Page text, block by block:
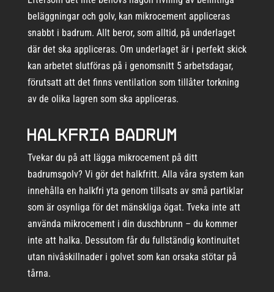
beläggningar och golv, kan mikrocement appliceras
snabbt i badrum. Allt beror, som alltid, på underlaget
där det ska appliceras. Om underlaget är i perfekt skick
kan arbetet slutföras på i genomsnitt 5 arbetsdagar,
förutsatt att det finns ventilation som tillåter torkning
av de olika lagren som ska appliceras.
Halkfria badrum
Tvekar du på att lägga mikrocement på ditt
badrumsgolv? Vi gör det halkfritt. Alla våra system kan
innehålla en halkfri yta genom tillsats av små partiklar
som är osynliga för det mänskliga ögat. Tveka inte att
använda mikrocement i din duschbrunn – du kommer
inte att halka. Dessutom får du fullständig kontinuitet
utan nivåskillnader i golvet som kan orsaka stötar på
tårna.